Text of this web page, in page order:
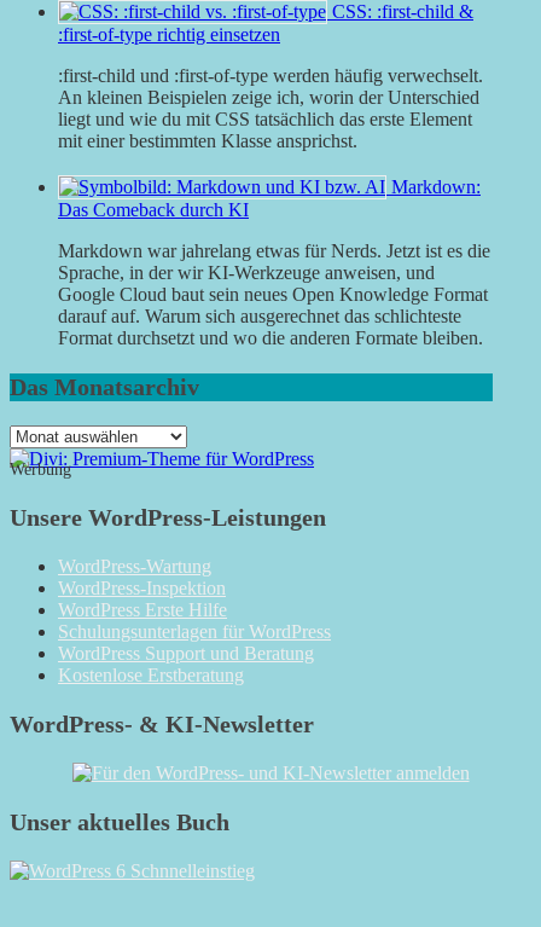
CSS: :first-child &
:first-of-type richtig einsetzen
:first-child und :first-of-type werden häufig verwechselt.
An kleinen Beispielen zeige ich, worin der Unterschied
liegt und wie du mit CSS tatsächlich das erste Element
mit einer bestimmten Klasse ansprichst.
Markdown:
Das Comeback durch KI
Markdown war jahrelang etwas für Nerds. Jetzt ist es die
Sprache, in der wir KI-Werkzeuge anweisen, und
Google Cloud baut sein neues Open Knowledge Format
darauf auf. Warum sich ausgerechnet das schlichteste
Format durchsetzt und wo die anderen Formate bleiben.
Das Monatsarchiv
Das
Monatsarchiv
Werbung
Unsere WordPress-Leistungen
WordPress-Wartung
WordPress-Inspektion
WordPress Erste Hilfe
Schulungsunterlagen für WordPress
WordPress Support und Beratung
Kostenlose Erstberatung
WordPress- & KI-Newsletter
Unser aktuelles Buch